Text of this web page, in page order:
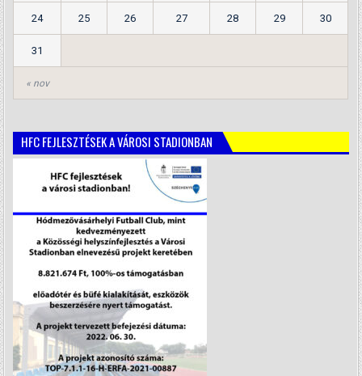
« nov
24 25 26 27 28 29 30
31
HFC FEJLESZTÉSEK A VÁROSI STADIONBAN